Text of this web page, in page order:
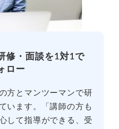
修・面談を1対1で
ロー
方とマンツーマンで研
います。「講師の方も
して指導ができる、受